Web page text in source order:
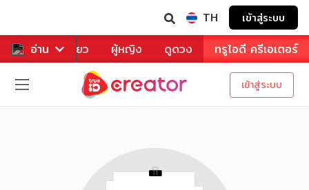
TH เข้าสู่ระบบ
อ่าน
หาร ท่องเที่ยว ผู้หญิง ดูดวง ทรูไอดี ครีเอเตอร์
เข้าสู่ระบบ